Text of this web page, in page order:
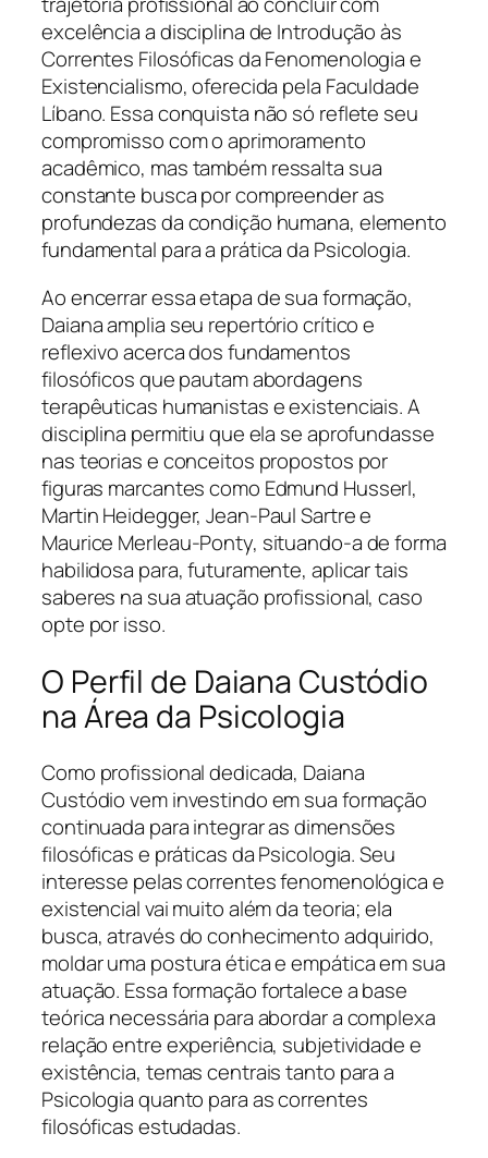
excelência a disciplina de Introdução às
Correntes Filosóficas da Fenomenologia e
Existencialismo, oferecida pela Faculdade
Líbano. Essa conquista não só reflete seu
compromisso com o aprimoramento
acadêmico, mas também ressalta sua
constante busca por compreender as
profundezas da condição humana, elemento
fundamental para a prática da Psicologia.
Ao encerrar essa etapa de sua formação,
Daiana amplia seu repertório crítico e
reflexivo acerca dos fundamentos
filosóficos que pautam abordagens
terapêuticas humanistas e existenciais. A
disciplina permitiu que ela se aprofundasse
nas teorias e conceitos propostos por
figuras marcantes como Edmund Husserl,
Martin Heidegger, Jean-Paul Sartre e
Maurice Merleau-Ponty, situando-a de forma
habilidosa para, futuramente, aplicar tais
saberes na sua atuação profissional, caso
opte por isso.
O Perfil de Daiana Custódio
na Área da Psicologia
Como profissional dedicada, Daiana
Custódio vem investindo em sua formação
continuada para integrar as dimensões
filosóficas e práticas da Psicologia. Seu
interesse pelas correntes fenomenológica e
existencial vai muito além da teoria; ela
busca, através do conhecimento adquirido,
moldar uma postura ética e empática em sua
atuação. Essa formação fortalece a base
teórica necessária para abordar a complexa
relação entre experiência, subjetividade e
existência, temas centrais tanto para a
Psicologia quanto para as correntes
filosóficas estudadas.